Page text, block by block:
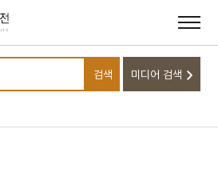
검색어를 입력하세요
검색 미디어 검색